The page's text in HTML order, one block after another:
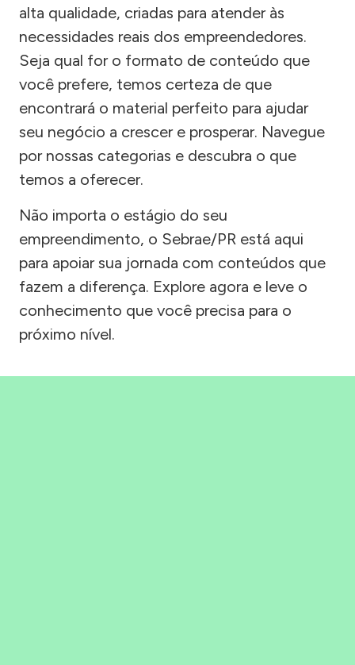
alta qualidade, criadas para atender às
necessidades reais dos empreendedores.
Seja qual for o formato de conteúdo que
você prefere, temos certeza de que
encontrará o material perfeito para ajudar
seu negócio a crescer e prosperar. Navegue
por nossas categorias e descubra o que
temos a oferecer.
Não importa o estágio do seu
empreendimento, o Sebrae/PR está aqui
para apoiar sua jornada com conteúdos que
fazem a diferença. Explore agora e leve o
conhecimento que você precisa para o
próximo nível.